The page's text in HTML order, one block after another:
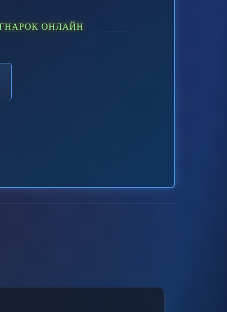
ОНЛАЙН